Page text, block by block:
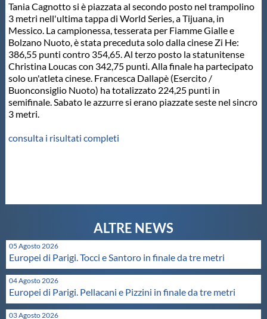
Salvamento
Master
Formazione
Centri Federali
Area Legislativa
Tania Cagnotto si è piazzata al secondo posto nel trampolino
3 metri nell'ultima tappa di World Series, a Tijuana, in
Messico. La campionessa, tesserata per Fiamme Gialle e
Bolzano Nuoto, è stata preceduta solo dalla cinese Zi He:
386,55 punti contro 354,65. Al terzo posto la statunitense
Christina Loucas con 342,75 punti. Alla finale ha partecipato
solo un'atleta cinese. Francesca Dallapè (Esercito /
Buonconsiglio Nuoto) ha totalizzato 224,25 punti in
semifinale. Sabato le azzurre si erano piazzate seste nel sincro
3 metri.
consulta i risultati completi
05 Agosto 2026
Europei di Parigi. Tocci e Santoro in finale da tre metri
04 Agosto 2026
Europei di Parigi. Pellacani e Pizzini in finale da tre metri
03 Agosto 2026